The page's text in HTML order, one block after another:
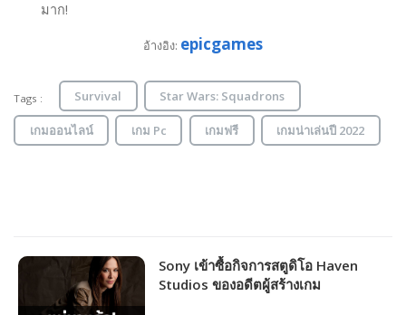
มาก!
อ้างอิง: epicgames
Tags : Survival Star Wars: Squadrons
เกมออนไลน์ เกม Pc เกมฟรี เกมน่าเล่นปี 2022
Sony เข้าซื้อกิจการสตูดิโอ Haven
Studios ของอดีตผู้สร้างเกม